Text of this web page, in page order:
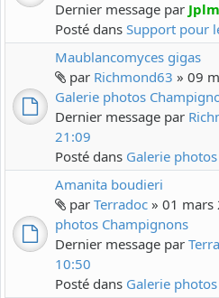
Dernier message par Jplm
Posté dans Support pour
Maublancomyces gigas
par Richmond63 » 09
Galerie photos
Dernier message par
21:09
Posté dans Galerie
Amanita boudieri
par Terradoc » 01 mars
photos Champignons
Dernier message par
10:50
Posté dans Galerie